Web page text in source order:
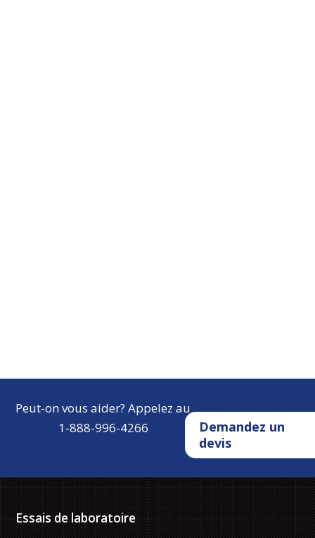
Peut-on vous aider? Appelez au
1-888-996-4266
Demandez un
devis
Essais de laboratoire